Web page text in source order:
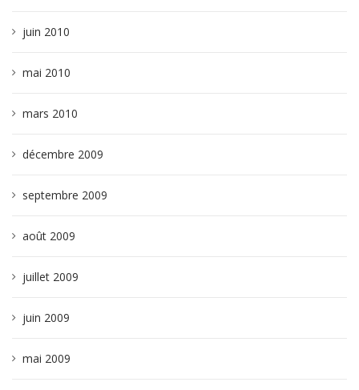
juin 2010
mai 2010
mars 2010
décembre 2009
septembre 2009
août 2009
juillet 2009
juin 2009
mai 2009